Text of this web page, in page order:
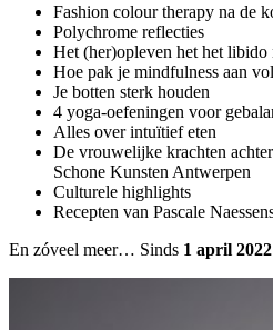
Fashion colour therapy na de
Polychrome reflecties
Het (her)opleven het het libido
Hoe pak je mindfulness aan
Je botten sterk houden
4 yoga-oefeningen voor
Alles over intuïtief eten
De vrouwelijke krachten
Schone Kunsten Antwerpen
Culturele highlights
Recepten van Pascale
En zóveel meer… Sinds 1 april 2022